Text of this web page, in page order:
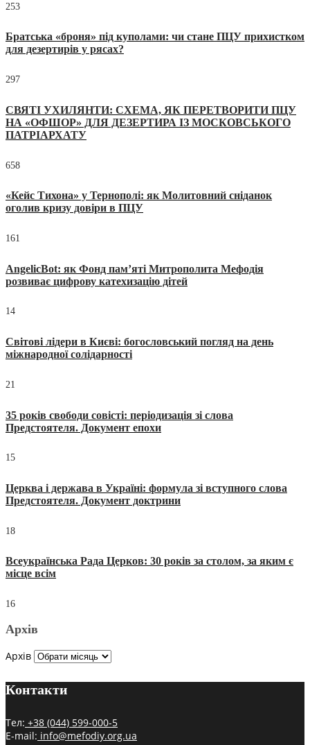
253
Братська «броня» під куполами: чи стане ПЦУ прихистком
для дезертирів у рясах?
297
СВЯТІ УХИЛЯНТИ: СХЕМА, ЯК ПЕРЕТВОРИТИ ПЦУ
НА «ОФШОР» ДЛЯ ДЕЗЕРТИРА ІЗ МОСКОВСЬКОГО
ПАТРІАРХАТУ
658
«Кейс Тихона» у Тернополі: як Молитовний сніданок
оголив кризу довіри в ПЦУ
161
AngelicBot: як Фонд пам’яті Митрополита Мефодія
розвиває цифрову катехизацію дітей
14
Світові лідери в Києві: богословський погляд на день
міжнародної солідарності
21
35 років свободи совісті: періодизація зі слова
Предстоятеля. Документ епохи
15
Церква і держава в Україні: формула зі вступного слова
Предстоятеля. Документ доктрини
18
Всеукраїнська Рада Церков: 30 років за столом, за яким є
місце всім
16
Архів
Архів
Контакти
Тел: +38 (044) 599-000-5
E-mail: info@mefodiy.org.ua